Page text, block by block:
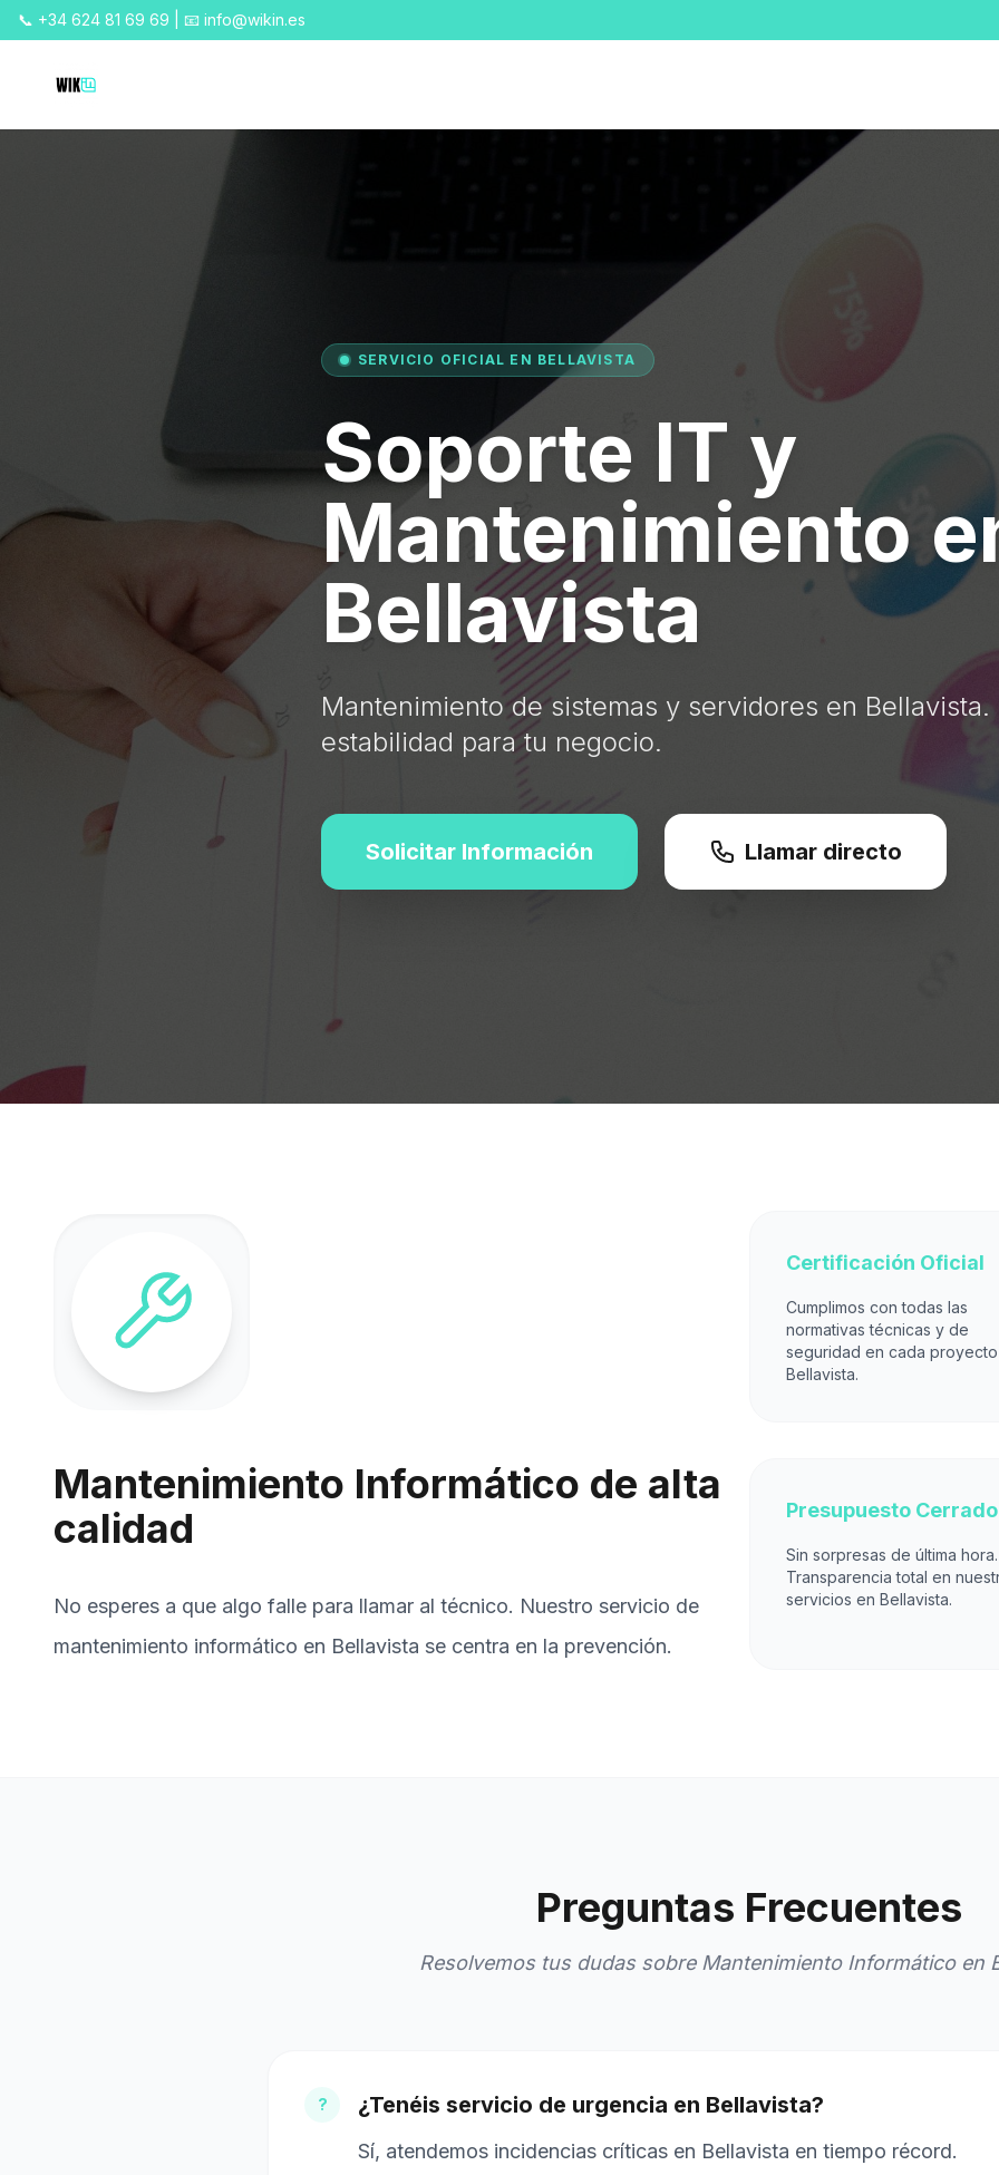
📞 +34 624 81 69 69 | 📧 info@wikin.es
SERVICIO OFICIAL EN BELLAVISTA
Soporte IT y
Mantenimiento
Bellavista
Mantenimiento de sistemas y servidores en
estabilidad para tu negocio.
Solicitar Información Llamar directo
Mantenimiento Informático de alta
calidad
No esperes a que algo falle para llamar al técnico. Nuestro servicio de
mantenimiento informático en Bellavista se centra en la prevención.
Certificación Oficial
Cumplimos con todas las
normativas técnicas y de
seguridad en cada
Bellavista.
Presupuesto Cerrado
Sin sorpresas de última hora.
Transparencia total en
servicios en Bellavista.
Preguntas Frecuentes
Resolvemos tus dudas sobre Mantenimiento Informático en
? ¿Tenéis servicio de urgencia en Bellavista?
Sí, atendemos incidencias críticas en Bellavista en tiempo récord.